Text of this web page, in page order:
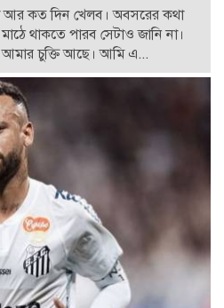
আর কত দিন খেলব। অবসরের কথা
থাকতে পারব সেটাও জানি না।
আমার চুক্তি আছে। আমি এ...